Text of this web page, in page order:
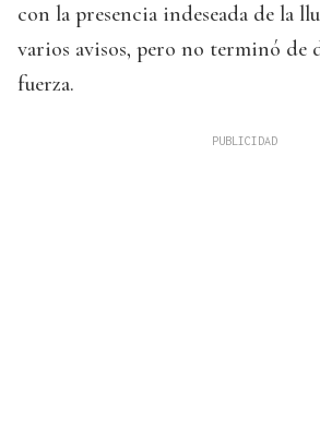
con la presencia indeseada de la
varios avisos, pero no terminó de
fuerza.